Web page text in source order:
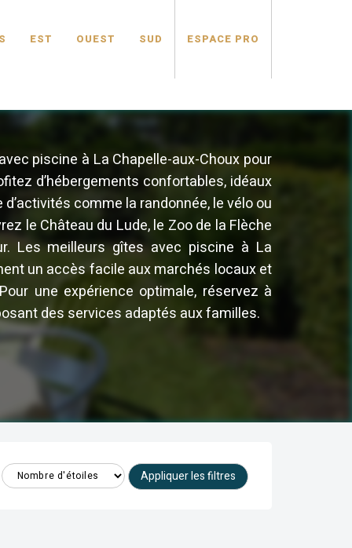
EST OUEST SUD ESPACE PRO
piscine à La Chapelle-aux-Choux pour
d’hébergements confortables, idéaux
comme la randonnée, le vélo ou
le Château du Lude, le Zoo de la Flèche
Les meilleurs gîtes avec piscine à La
un accès facile aux marchés locaux et
une expérience optimale, réservez à
des services adaptés aux familles.
Appliquer les filtres